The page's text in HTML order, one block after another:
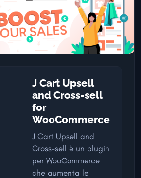
J Cart Upsell
and Cross-sell
for
WooCommerce
J Cart Upsell and
Cross-sell è un plugin
per WooCommerce
che aumenta le